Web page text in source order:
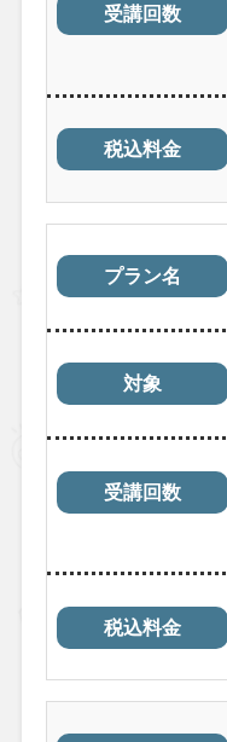
受講回数
税込料金
プラン名
対象
受講回数
税込料金